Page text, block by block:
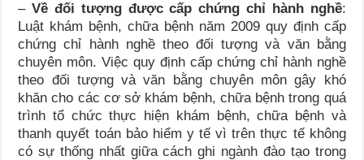
–Về đối tượng được cấp chứng chỉ hành nghề:
Luật khám bệnh, chữa bệnh năm 2009 quy định cấp
chứng chỉ hành nghề theo đối tượng và văn bằng
chuyên môn. Việc quy định cấp chứng chỉ hành nghề
theo đối tượng và văn bằng chuyên môn gây khó
khăn cho các cơ sở khám bệnh, chữa bệnh trong quá
trình tổ chức thực hiện khám bệnh, chữa bệnh và
thanh quyết toán bảo hiểm y tế vì trên thực tế không
có sự thống nhất giữa cách ghi ngành đào tạo trong